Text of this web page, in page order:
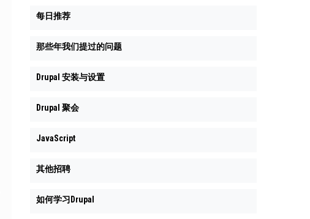
每日推荐
那些年我们提过的问题
Drupal 安装与设置
Drupal 聚会
JavaScript
其他招聘
如何学习Drupal